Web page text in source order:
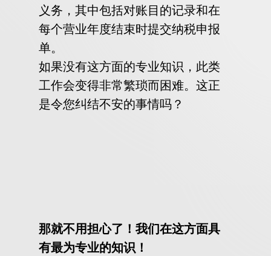
义务，其中包括对账目的记录和在
每个营业年度结束时提交纳税申报
单。
如果没有这方面的专业知识，此类
工作会变得非常繁琐而困难。这正
是令您纠结不安的事情吗？
那就不用担心了！我们在这方面具
有最为专业的知识！